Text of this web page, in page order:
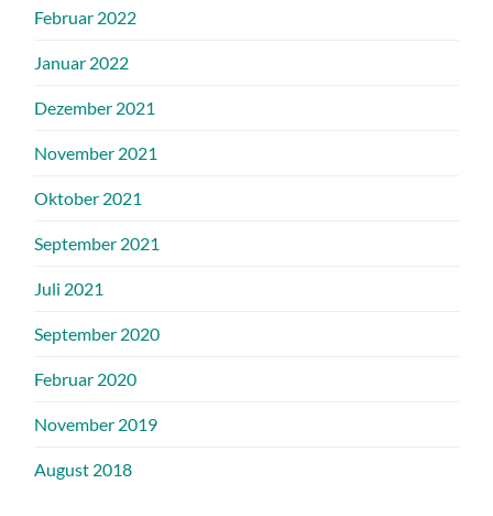
Februar 2022
Januar 2022
Dezember 2021
November 2021
Oktober 2021
September 2021
Juli 2021
September 2020
Februar 2020
November 2019
August 2018